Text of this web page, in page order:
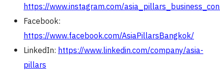
https://www.instagram.com/
Facebook:
https://www.facebook.com/AsiaPillarsBangkok/
LinkedIn:https://www.linkedin.com/company/asia-
pillars